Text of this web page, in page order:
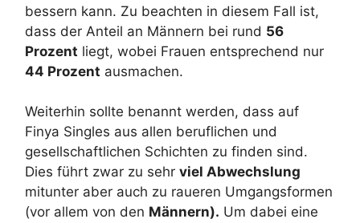
bessern kann. Zu beachten in diesem Fall ist,
dass der Anteil an Männern bei rund 56
Prozent liegt, wobei Frauen entsprechend nur
44 Prozent ausmachen.
Weiterhin sollte benannt werden, dass auf
Finya Singles aus allen beruflichen und
gesellschaftlichen Schichten zu finden sind.
Dies führt zwar zu sehr viel Abwechslung
mitunter aber auch zu raueren Umgangsformen
(vor allem von den Männern). Um dabei eine